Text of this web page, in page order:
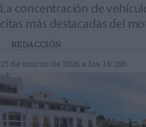
La concentración de
citas más destacadas del
REDACCIÓN
25 de marzo de 2026 a las 18:28h